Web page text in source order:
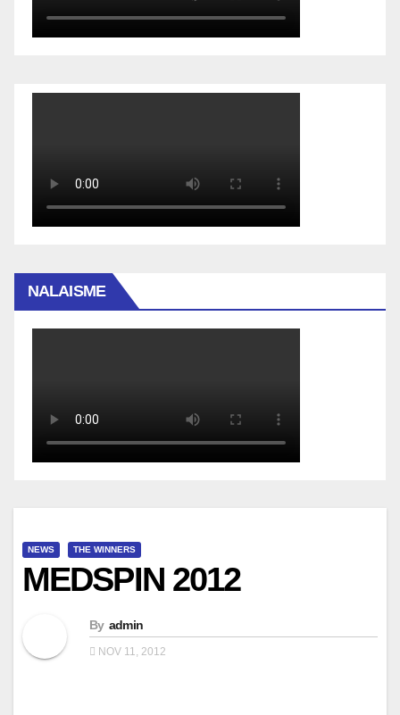
NALAISME
NEWS THE WINNERS
MEDSPIN 2012
By admin
NOV 11, 2012